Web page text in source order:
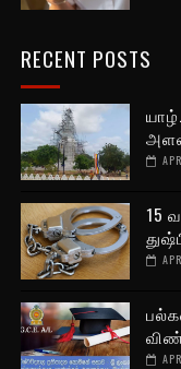
RECENT POSTS
15